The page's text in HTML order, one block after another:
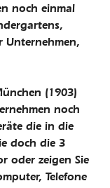
noch einmal
Unternehmen,
(1903)
noch
die in die
doch die 3
oder zeigen Sie
Telefone